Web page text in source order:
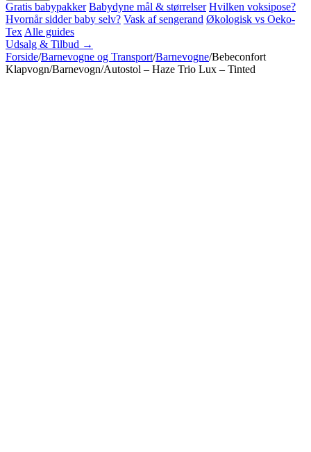
Gratis babypakker Babydyne mål & størrelser Hvilken voksipose?
Hvornår sidder baby selv? Vask af sengerand Økologisk vs Oeko-
Tex Alle guides
Udsalg & Tilbud →
Forside/Barnevogne og Transport/Barnevogne/Bebeconfort
Klapvogn/Barnevogn/Autostol – Haze Trio Lux – Tinted